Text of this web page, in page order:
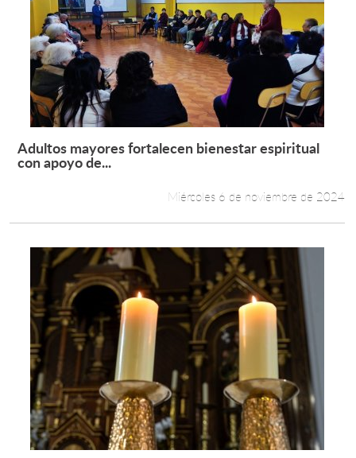
Leer más +
Adultos mayores fortalecen bienestar espiritual
con apoyo de...
Miércoles 6 de noviembre de 2024